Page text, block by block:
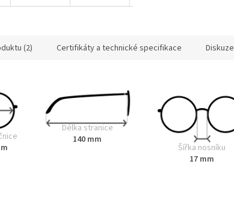
(2) Certifikáty a technické specifikace Diskuze
Délka stranice
140 mm
Šířka nosníku
17 mm